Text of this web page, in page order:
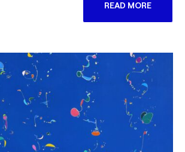
READ MORE